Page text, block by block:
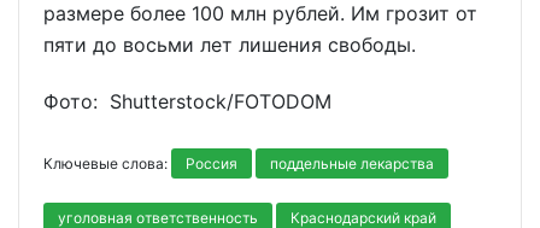
размере более 100 млн рублей. Им грозит от
пяти до восьми лет лишения свободы.
Фото: Shutterstoсk/FOTODOM
Ключевые слова: Россия поддельные лекарства
уголовная ответственность Краснодарский край